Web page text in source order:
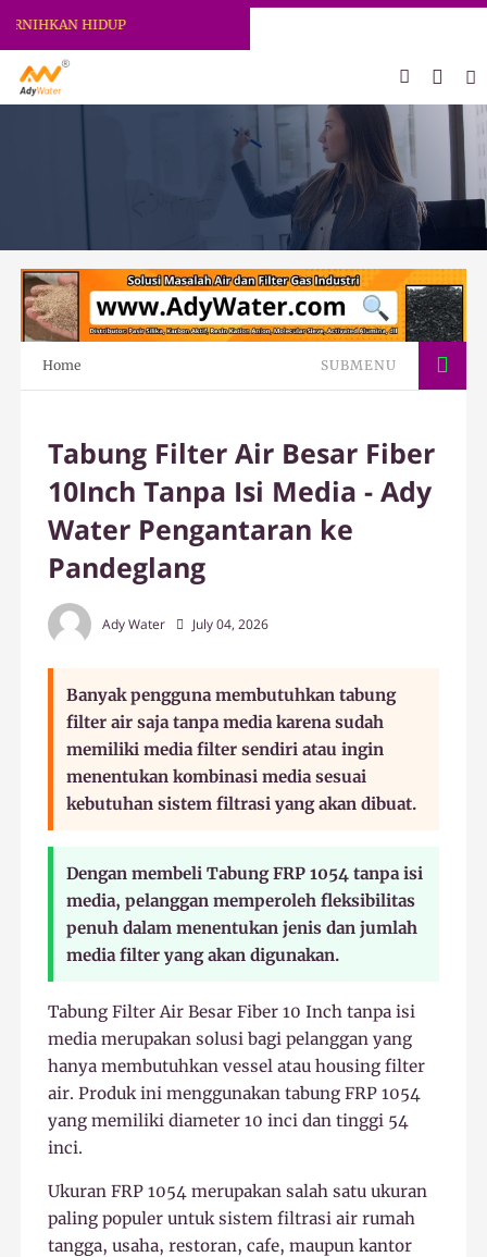
HIDUP
Home SUBMENU
Tabung Filter Air Besar Fiber
10Inch Tanpa Isi Media - Ady
Water Pengantaran ke
Pandeglang
Ady Water July 04, 2026
Banyak pengguna membutuhkan tabung
filter air saja tanpa media karena sudah
memiliki media filter sendiri atau ingin
menentukan kombinasi media sesuai
kebutuhan sistem filtrasi yang akan dibuat.
Dengan membeli Tabung FRP 1054 tanpa isi
media, pelanggan memperoleh fleksibilitas
penuh dalam menentukan jenis dan jumlah
media filter yang akan digunakan.
Tabung Filter Air Besar Fiber 10 Inch tanpa isi
media merupakan solusi bagi pelanggan yang
hanya membutuhkan vessel atau housing filter
air. Produk ini menggunakan tabung FRP 1054
yang memiliki diameter 10 inci dan tinggi 54
inci.
Ukuran FRP 1054 merupakan salah satu ukuran
paling populer untuk sistem filtrasi air rumah
tangga, usaha, restoran, cafe, maupun kantor